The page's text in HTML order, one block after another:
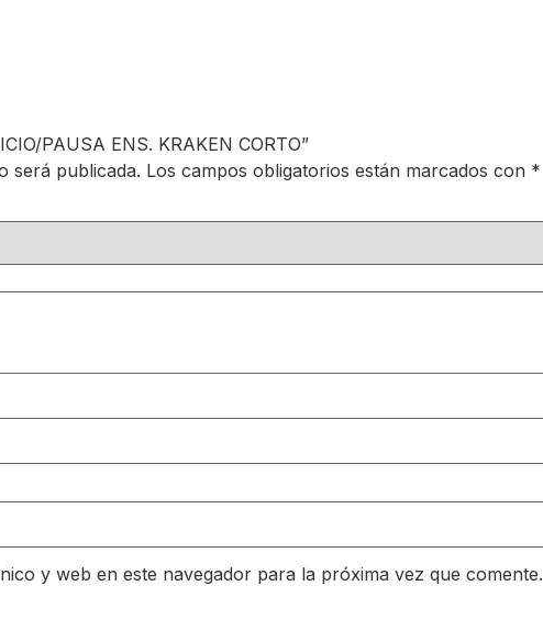
PAUSA ENS. KRAKEN CORTO”
será publicada. Los campos obligatorios están marcados con *
y web en este navegador para la próxima vez que comente.